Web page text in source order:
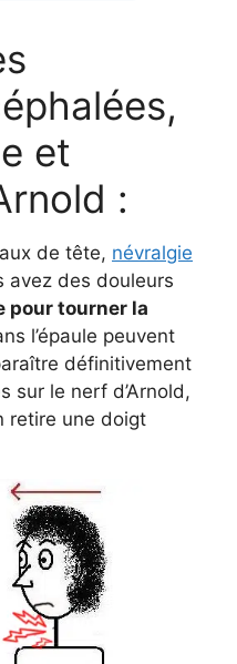
et
:
de tête, névralgie
avez des douleurs
pour tourner la
l’épaule peuvent
définitivement
sur le nerf d’Arnold,
retire une doigt